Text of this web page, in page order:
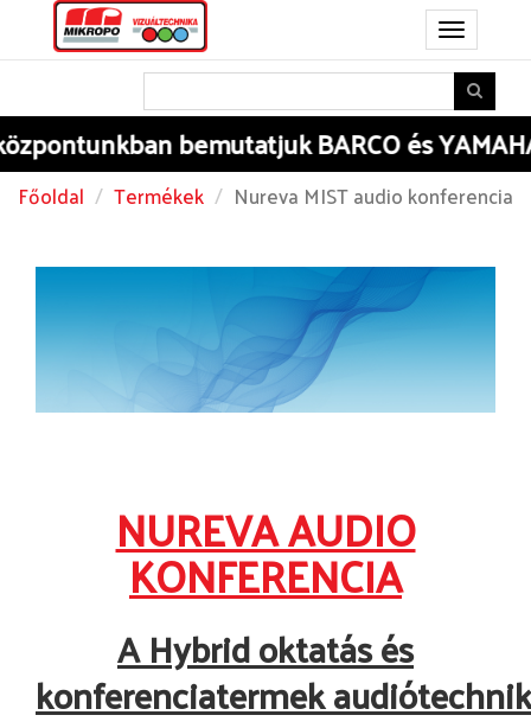
Toggle
navigation
bemutatjuk BARCO és YAMAHA HIGH-
Főoldal Termékek Nureva MIST audio konferencia
NUREVA AUDIO
KONFERENCIA
A Hybrid oktatás és
konferenciatermek